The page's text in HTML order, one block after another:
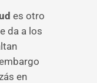
es otro
da a los
en